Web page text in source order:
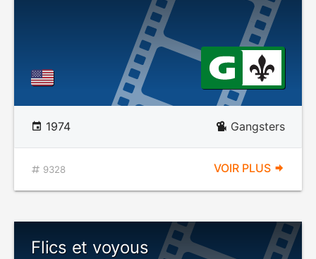
1974 Gangsters
9328 VOIR PLUS
Flics et voyous